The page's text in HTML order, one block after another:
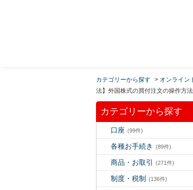
カテゴリーから探す > オンライン
法】外国株式の買付注文の操作方法
カテゴリーから探す
口座 (99件)
各種お手続き (89件)
商品・お取引 (271件)
制度・税制 (136件)